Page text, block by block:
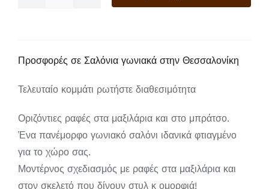
Προσφορές σε Σαλόνια γωνιακά στην Θεσσαλονίκη
Τελευταίο κομμάτι ρωτήστε διαθεσιμότητα
Οριζόντιες ραφές στα μαξιλάρια και στο μπράτσο.
Ένα πανέμορφο γωνιακό σαλόνι ιδανικά φτιαγμένο
για το χώρο σας.
Μοντέρνος σχεδιασμός με ραφές στα μαξιλάρια και
στον σκελετό που δίνουν στυλ κ ομορφιά!